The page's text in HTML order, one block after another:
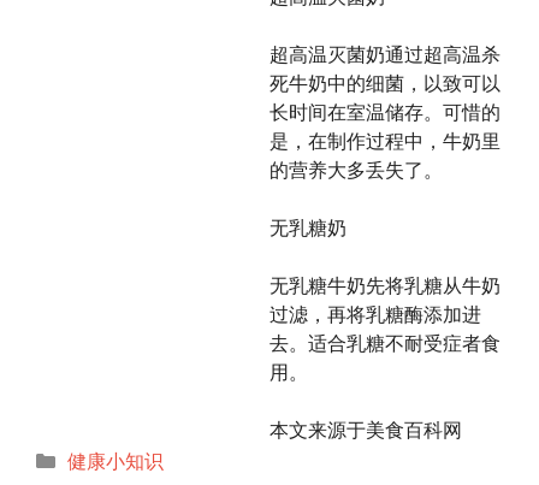
超高温灭菌奶通过超高温杀
死牛奶中的细菌，以致可以
长时间在室温储存。可惜的
是，在制作过程中，牛奶里
的营养大多丢失了。
无乳糖奶
无乳糖牛奶先将乳糖从牛奶
过滤，再将乳糖酶添加进
去。适合乳糖不耐受症者食
用。
本文来源于美食百科网
分
健康小知识